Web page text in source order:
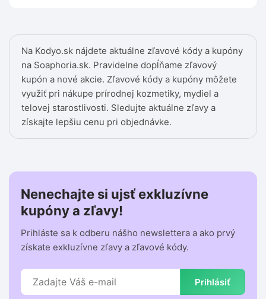
Na Kodyo.sk nájdete aktuálne zľavové kódy a kupóny
na Soaphoria.sk. Pravidelne dopĺňame zľavový
kupón a nové akcie. Zľavové kódy a kupóny môžete
využiť pri nákupe prírodnej kozmetiky, mydiel a
telovej starostlivosti. Sledujte aktuálne zľavy a
získajte lepšiu cenu pri objednávke.
Nenechajte si ujsť exkluzívne
kupóny a zľavy!
Prihláste sa k odberu nášho newslettera a ako prvý
získate exkluzívne zľavy a zľavové kódy.
Prihlásiť